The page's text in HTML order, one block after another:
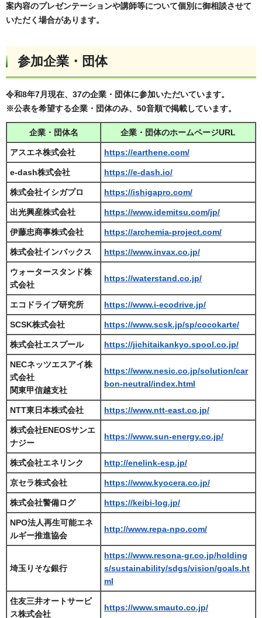
案内容のプレゼンテーションや講師等について個別に御相談させて
いただく場合があります。
参加企業・団体
令和8年7月現在、37の企業・団体に参加いただいています。
※公表を希望する企業・団体のみ、50音順で掲載しています。
企業・団体名 企業・団体のホームページURL
アスエネ株式会社 https://earthene.com/
e-dash株式会社 https://e-dash.io/
株式会社イシガプロ https://ishigapro.com/
出光興産株式会社 https://www.idemitsu.com/jp/
伊藤忠商事株式会社 https://archemia-project.com/
株式会社インバックス https://www.invax.co.jp/
ウォータースタンド株
式会社
https://waterstand.co.jp/
エコドライブ研究所 https://www.i-ecodrive.jp/
SCSK株式会社 https://www.scsk.jp/sp/cocokarte/
株式会社エスプール https://jichitaikankyo.spool.co.jp/
NECネッツエスアイ株
式会社
関東甲信越支社
https://www.nesic.co.jp/solution/car
bon-neutral/index.html
NTT東日本株式会社 https://www.ntt-east.co.jp/
株式会社ENEOSサンエ
ナジー
https://www.sun-energy.co.jp/
株式会社エネリンク http://enelink-esp.jp/
京セラ株式会社 https://www.kyocera.co.jp/
株式会社警備ログ https://keibi-log.jp/
NPO法人再生可能エネ
ルギー推進協会
http://www.repa-npo.com/
埼玉りそな銀行
https://www.resona-gr.co.jp/holding
s/sustainability/sdgs/vision/goals.ht
ml
住友三井オートサービ
ス株式会社
https://www.smauto.co.jp/